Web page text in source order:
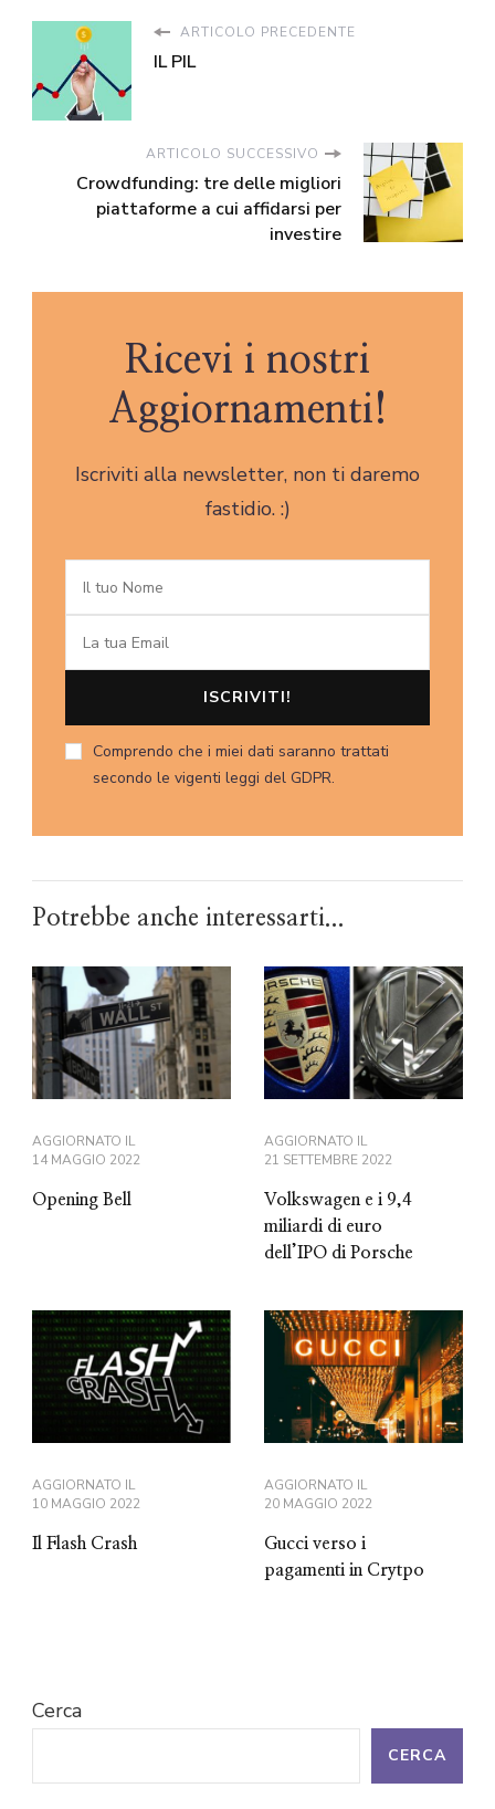
ARTICOLO PRECEDENTE
IL PIL
ARTICOLO SUCCESSIVO
Crowdfunding: tre delle migliori
piattaforme a cui affidarsi per
investire
Ricevi i nostri
Aggiornamenti!
Iscriviti alla newsletter, non ti daremo
fastidio. :)
Comprendo che i miei dati saranno trattati
secondo le vigenti leggi del GDPR.
Potrebbe anche interessarti...
AGGIORNATO IL
14 MAGGIO 2022
Opening Bell
AGGIORNATO IL
21 SETTEMBRE 2022
Volkswagen e i 9,4
miliardi di euro
dell’IPO di Porsche
AGGIORNATO IL
10 MAGGIO 2022
Il Flash Crash
AGGIORNATO IL
20 MAGGIO 2022
Gucci verso i
pagamenti in Crytpo
Cerca
CERCA